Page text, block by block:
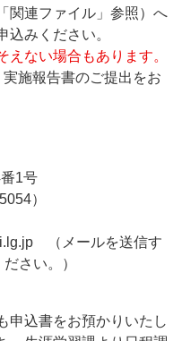
関連ファイル」参照）へ
込みください。
ない場合もあります。
施報告書のご提出をお
1号
）
（メールを送信す
さい。）
申込書をお預かりいたし